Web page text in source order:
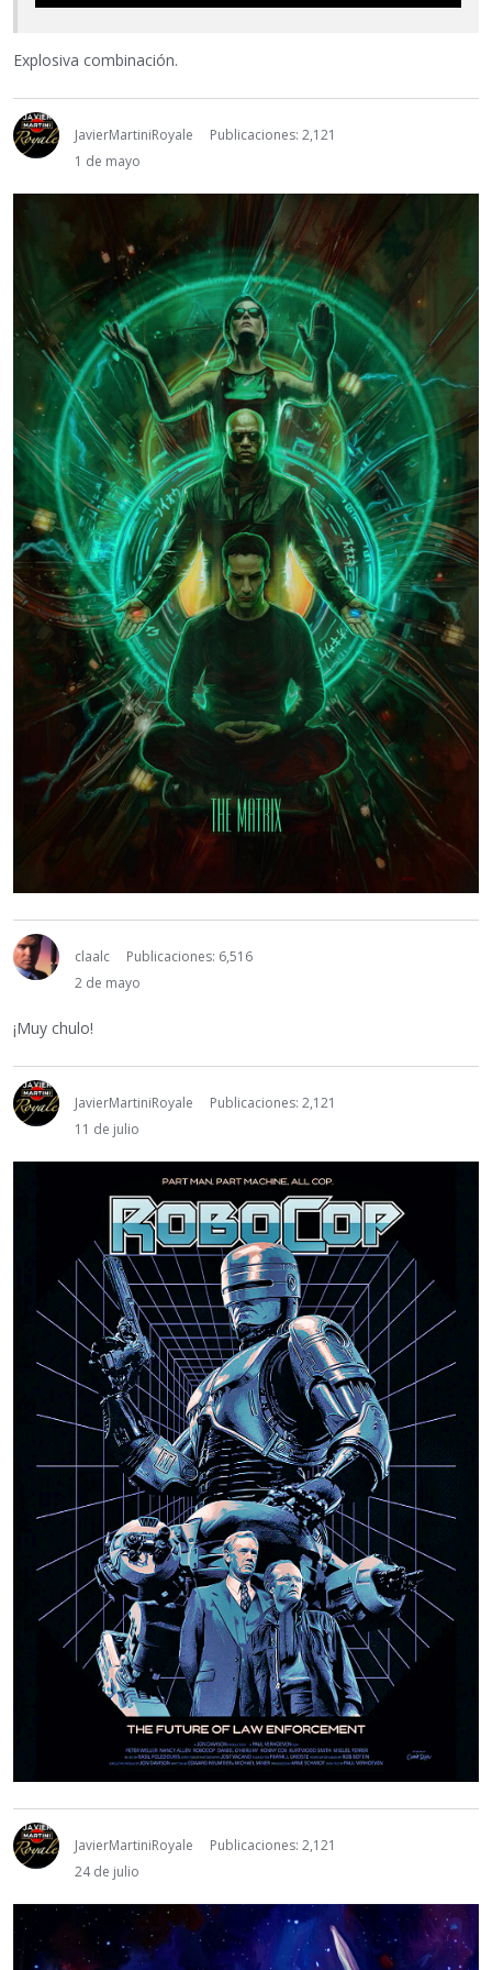
Explosiva combinación.
JavierMartiniRoyale
Publicaciones: 2,121
1 de mayo
claalc
Publicaciones: 6,516
2 de mayo
¡Muy chulo!
JavierMartiniRoyale
Publicaciones: 2,121
11 de julio
JavierMartiniRoyale
Publicaciones: 2,121
24 de julio